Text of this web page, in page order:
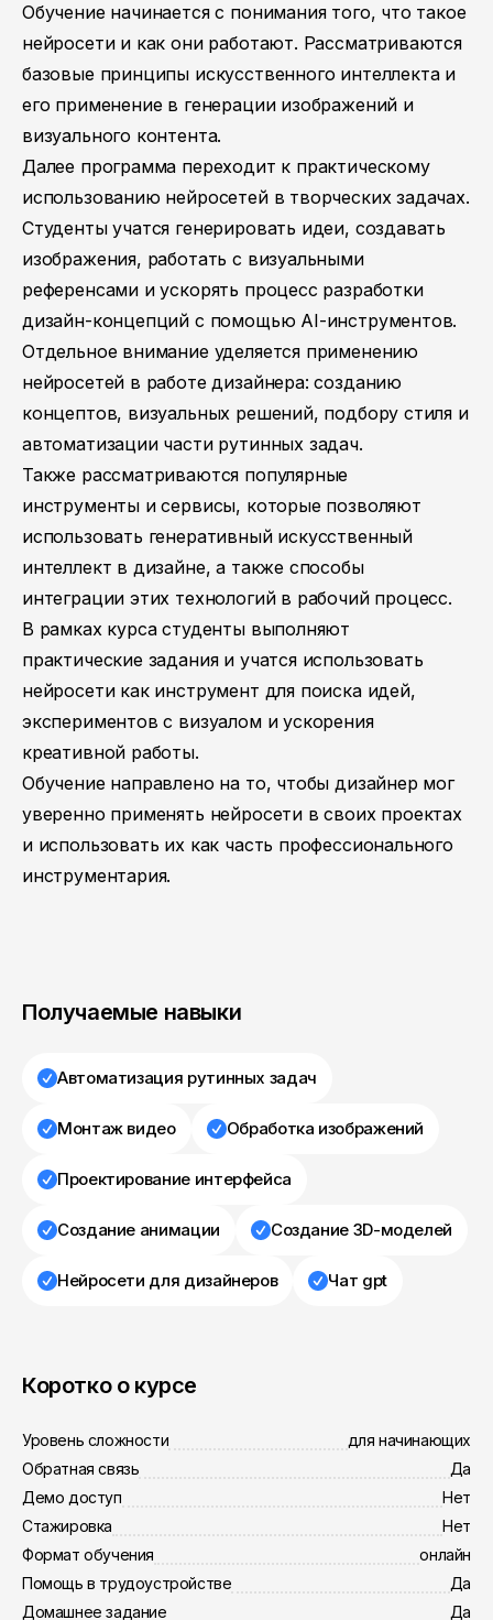
Обучение начинается с понимания того, что такое
нейросети и как они работают. Рассматриваются
базовые принципы искусственного интеллекта и
его применение в генерации изображений и
визуального контента.
Далее программа переходит к практическому
использованию нейросетей в творческих задачах.
Студенты учатся генерировать идеи, создавать
изображения, работать с визуальными
референсами и ускорять процесс разработки
дизайн-концепций с помощью AI-инструментов.
Отдельное внимание уделяется применению
нейросетей в работе дизайнера: созданию
концептов, визуальных решений, подбору стиля и
автоматизации части рутинных задач.
Также рассматриваются популярные
инструменты и сервисы, которые позволяют
использовать генеративный искусственный
интеллект в дизайне, а также способы
интеграции этих технологий в рабочий процесс.
В рамках курса студенты выполняют
практические задания и учатся использовать
нейросети как инструмент для поиска идей,
экспериментов с визуалом и ускорения
креативной работы.
Обучение направлено на то, чтобы дизайнер мог
уверенно применять нейросети в своих проектах
и использовать их как часть профессионального
инструментария.
Получаемые навыки
Автоматизация рутинных задач
Монтаж видео Обработка изображений
Проектирование интерфейса
Создание анимации Создание 3D-моделей
Нейросети для дизайнеров Чат gpt
Коротко о курсе
Уровень сложности
для начинающих
Обратная связь
Да
Демо доступ
Нет
Стажировка
Нет
Формат обучения
онлайн
Помощь в трудоустройстве
Да
Домашнее задание
Да